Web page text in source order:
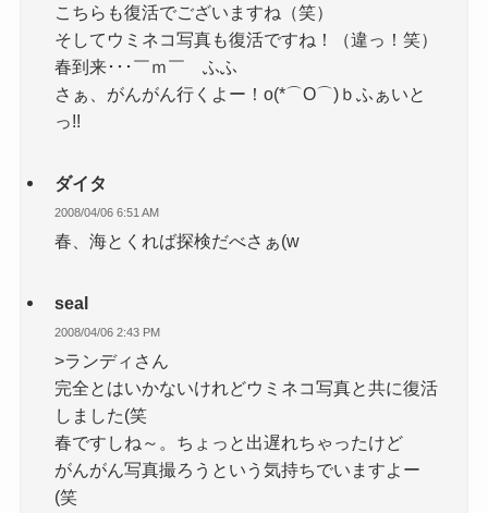
こちらも復活でございますね（笑）
そしてウミネコ写真も復活ですね！（違っ！笑）
春到来･･･￣ｍ￣ ふふ
さぁ、がんがん行くよー！o(*⌒O⌒)ｂふぁいと
っ!!
ダイタ
2008/04/06 6:51 AM
春、海とくれば探検だべさぁ(w
seal
2008/04/06 2:43 PM
>ランディさん
完全とはいかないけれどウミネコ写真と共に復活
しました(笑
春ですしね～。ちょっと出遅れちゃったけど
がんがん写真撮ろうという気持ちでいますよー
(笑